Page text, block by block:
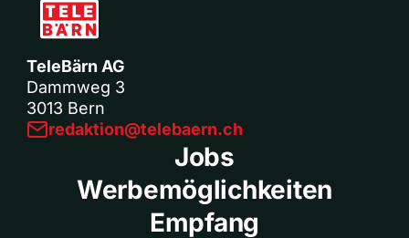
TeleBärn AG
Dammweg 3
3013 Bern
redaktion@telebaern.ch
Jobs
Werbemöglichkeiten
Empfang